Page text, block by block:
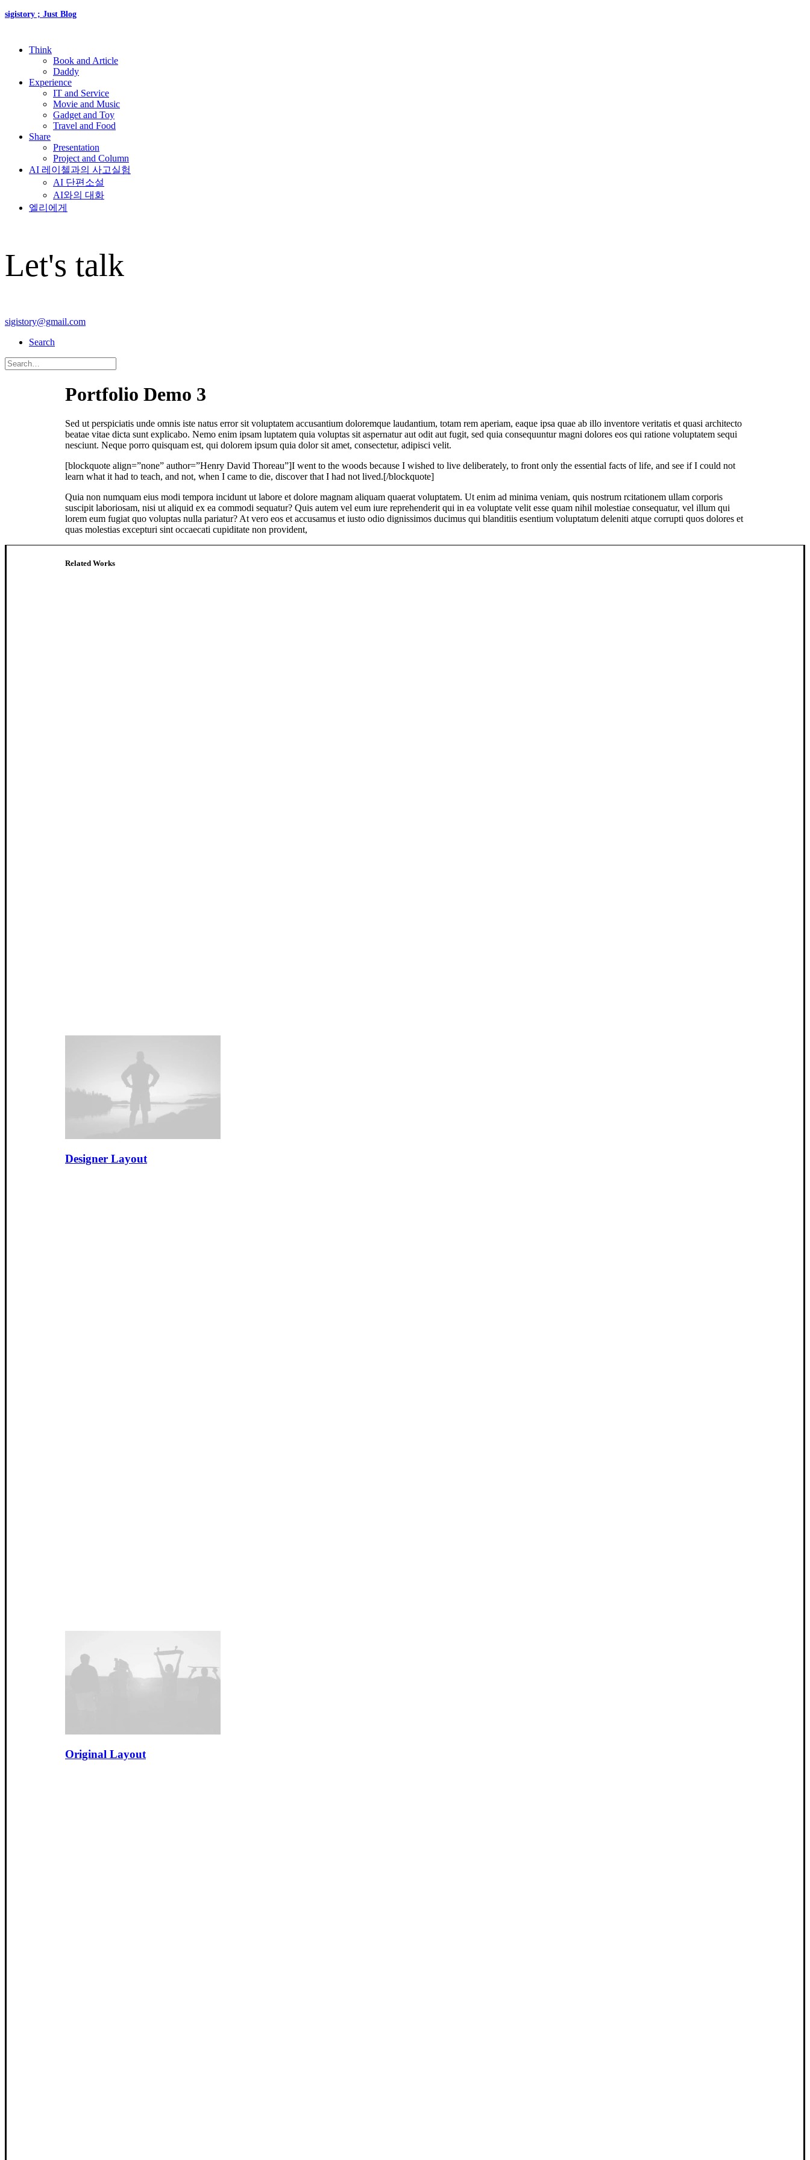
sigistory ; Just Blog
Think
Book and Article
Daddy
Experience
IT and Service
Movie and Music
Gadget and Toy
Travel and Food
Share
Presentation
Project and Column
AI 레이첼과의 사고실험
AI 단편소설
AI와의 대화
엘리에게
Let's talk
sigistory@gmail.com
Search
Portfolio Demo 3
Sed ut perspiciatis unde omnis iste natus error sit voluptatem accusantium doloremque laudantium, totam rem aperiam, eaque ipsa quae ab illo inventore veritatis et quasi architecto
beatae vitae dicta sunt explicabo. Nemo enim ipsam luptatem quia voluptas sit aspernatur aut odit aut fugit, sed quia consequuntur magni dolores eos qui ratione voluptatem sequi
nesciunt. Neque porro quisquam est, qui dolorem ipsum quia dolor sit amet, consectetur, adipisci velit.
[blockquote align=”none” author=”Henry David Thoreau”]I went to the woods because I wished to live deliberately, to front only the essential facts of life, and see if I could not
learn what it had to teach, and not, when I came to die, discover that I had not lived.[/blockquote]
Quia non numquam eius modi tempora incidunt ut labore et dolore magnam aliquam quaerat voluptatem. Ut enim ad minima veniam, quis nostrum rcitationem ullam corporis
suscipit laboriosam, nisi ut aliquid ex ea commodi sequatur? Quis autem vel eum iure reprehenderit qui in ea voluptate velit esse quam nihil molestiae consequatur, vel illum qui
lorem eum fugiat quo voluptas nulla pariatur? At vero eos et accusamus et iusto odio dignissimos ducimus qui blanditiis esentium voluptatum deleniti atque corrupti quos dolores et
quas molestias excepturi sint occaecati cupiditate non provident,
Related Works
Designer Layout
Original Layout